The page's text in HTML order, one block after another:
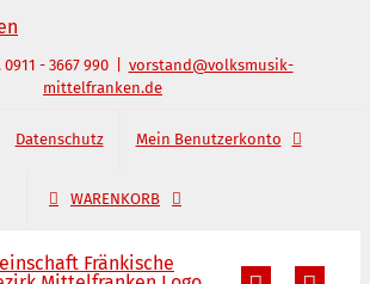
- 3667 990
vorstand@volksmusik-
mittelfranken.de
Datenschutz Mein Benutzerkonto
WARENKORB